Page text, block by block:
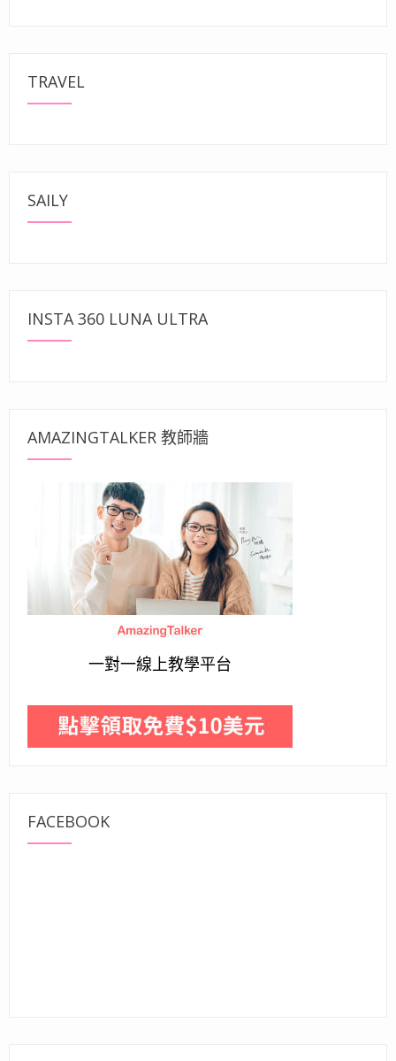
TRAVEL
SAILY
INSTA 360 LUNA ULTRA
AMAZINGTALKER 教師牆
一對一線上教學平台
FACEBOOK